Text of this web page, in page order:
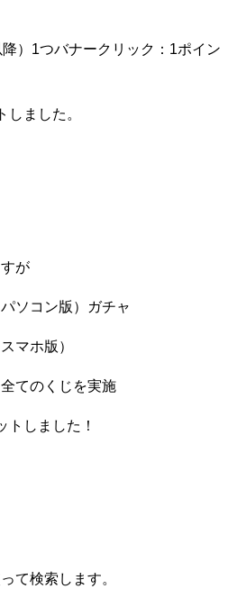
降）1つバナークリック：1ポイン
しました。
が
ソコン版）ガチャ
マホ版）
てのくじを実施
トしました！
て検索します。